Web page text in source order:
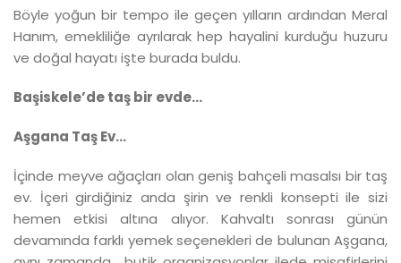
Böyle yoğun bir tempo ile geçen yılların ardından Meral
Hanım, emekliliğe ayrılarak hep hayalini kurduğu huzuru
ve doğal hayatı işte burada buldu.
Başiskele’de taş bir evde...
Aşgana Taş Ev…
İçinde meyve ağaçları olan geniş bahçeli masalsı bir taş
ev. İçeri girdiğiniz anda şirin ve renkli konsepti ile sizi
hemen etkisi altına alıyor. Kahvaltı sonrası günün
devamında farklı yemek seçenekleri de bulunan Aşgana,